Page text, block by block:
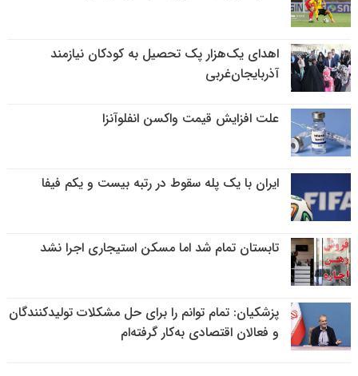
اهدای یک‌هزار پک تحصیل به کودکان نیازمند
آذربایجان‌غربی
علت افزایش قیمت واکسن انفلوآنزا
ایران با یک پله سقوط در رتبه بیست و یکم فیفا
تابستان تمام شد اما مسکن استیجاری اجرا نشد
پزشکیان: تمام توانم را برای حل مشکلات تولیدکنندگان
و فعالان اقتصادی به‌کار گرفته‌ام